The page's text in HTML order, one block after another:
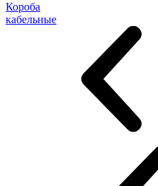
Короба
кабельные